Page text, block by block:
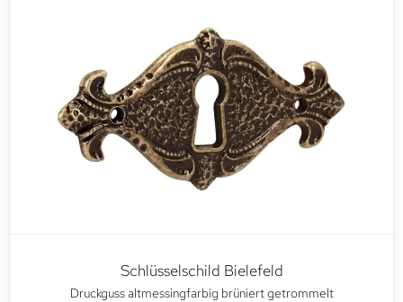
Schlüsselschild Bielefeld
Druckguss altmessingfarbig brüniert getrommelt